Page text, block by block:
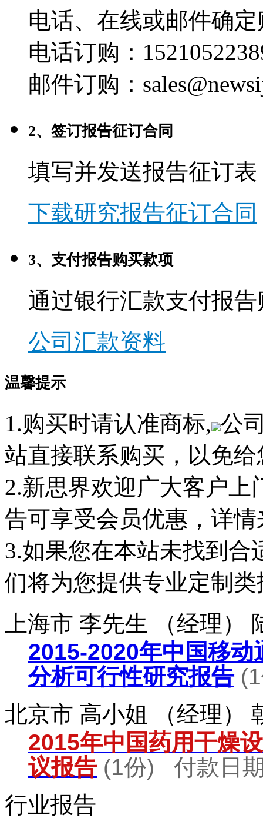
电话、在线或邮件确
电话订购：
邮件订购：
2、签订报告征订合同
填写并发送报告征订表
下载研究报告征订合同
3、支付报告购买款项
通过银行汇款支付报
公司汇款资料
温馨提示
1.购买时请认准商标, 公
站直接联系购买，以免
2.新思界欢迎广大客户
告可享受会员优惠，详
3.如果您在本站未找到
们将为您提供专业定制类
上海市 李先生 （经理）
2015-2020年中国移
分析可行性研究报告(1
北京市 高小姐 （经理）
2015年中国药用干燥
议报告 (1份) 付款日
行业报告